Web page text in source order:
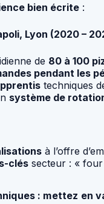
bien écrite :
Lyon (2020 –
de 80 à 100
pendant les
techniques
système de
à l’offre
clés secteur : « four
: mettez en